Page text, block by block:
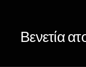
Βενετία